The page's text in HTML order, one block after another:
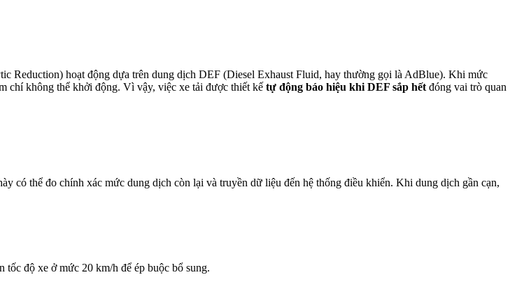
Reduction) hoạt động dựa trên dung dịch DEF (Diesel Exhaust Fluid, hay thường gọi là AdBlue). Khi mức
chí không thể khởi động. Vì vậy, việc xe tải được thiết kế tự động báo hiệu khi DEF sắp hết đóng vai trò quan
có thể đo chính xác mức dung dịch còn lại và truyền dữ liệu đến hệ thống điều khiển. Khi dung dịch gần cạn,
tốc độ xe ở mức 20 km/h để ép buộc bổ sung.